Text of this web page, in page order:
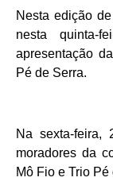
Nesta edição
nesta quinta-
apresentação
Pé de Serra.
Na sexta-feira,
moradores da
Mô Fio e Trio Pé